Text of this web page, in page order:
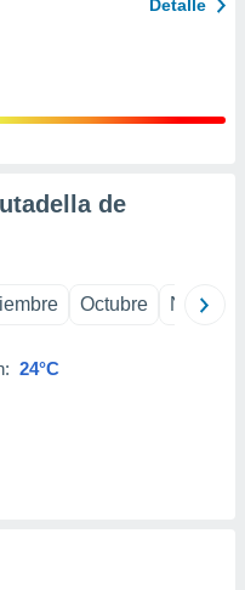
Detalle
de
Octubre
24°C